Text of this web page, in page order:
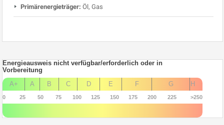
Primärenergieträger: Öl, Gas
Energieausweis nicht verfügbar/erforderlich oder in
Vorbereitung
A+
A B C D E F G H
0 25 50 75 100 125 150 175 200 225 >250